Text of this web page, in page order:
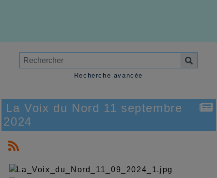
Recherche avancée
La Voix du Nord 11 septembre
2024